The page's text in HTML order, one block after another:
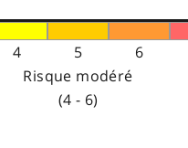
4 5 6
Risque modéré
(4 - 6)